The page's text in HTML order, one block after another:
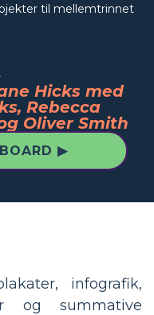
til mellemtrinnet
Hicks med
Rebecca
Oliver Smith
▶
infografik,
og summative